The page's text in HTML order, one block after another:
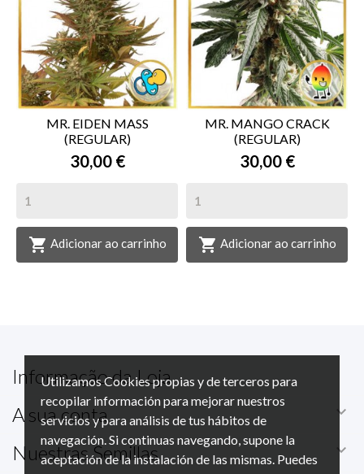
Utilizamos Cookies propias y de terceros para
recopilar información para mejorar nuestros
servicios y para análisis de tus hábitos de
navegación. Si continuas navegando, supone la
aceptación de la instalación de las mismas. Puedes
MR. EIDEN MASS
(REGULAR)
30,00 €
 Adicionar ao carrinho
MR. MANGO CRACK
(REGULAR)
30,00 €
 Adicionar ao carrinho
Informação da Loja
A sua conta

Nuestras Semillas 